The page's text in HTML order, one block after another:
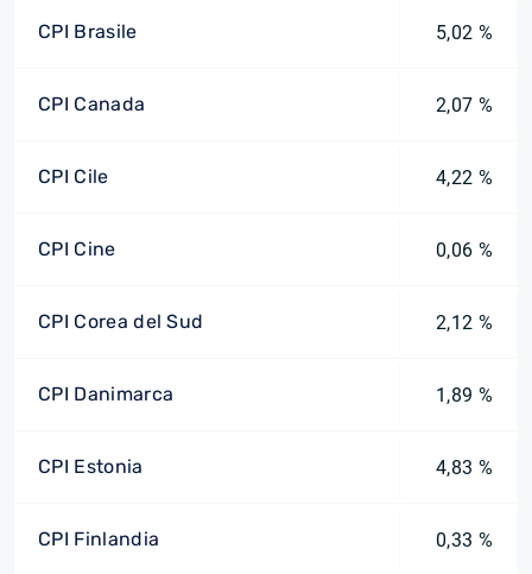
CPI Brasile 5,02 %
CPI Canada 2,07 %
CPI Cile 4,22 %
CPI Cine 0,06 %
CPI Corea del Sud 2,12 %
CPI Danimarca 1,89 %
CPI Estonia 4,83 %
CPI Finlandia 0,33 %